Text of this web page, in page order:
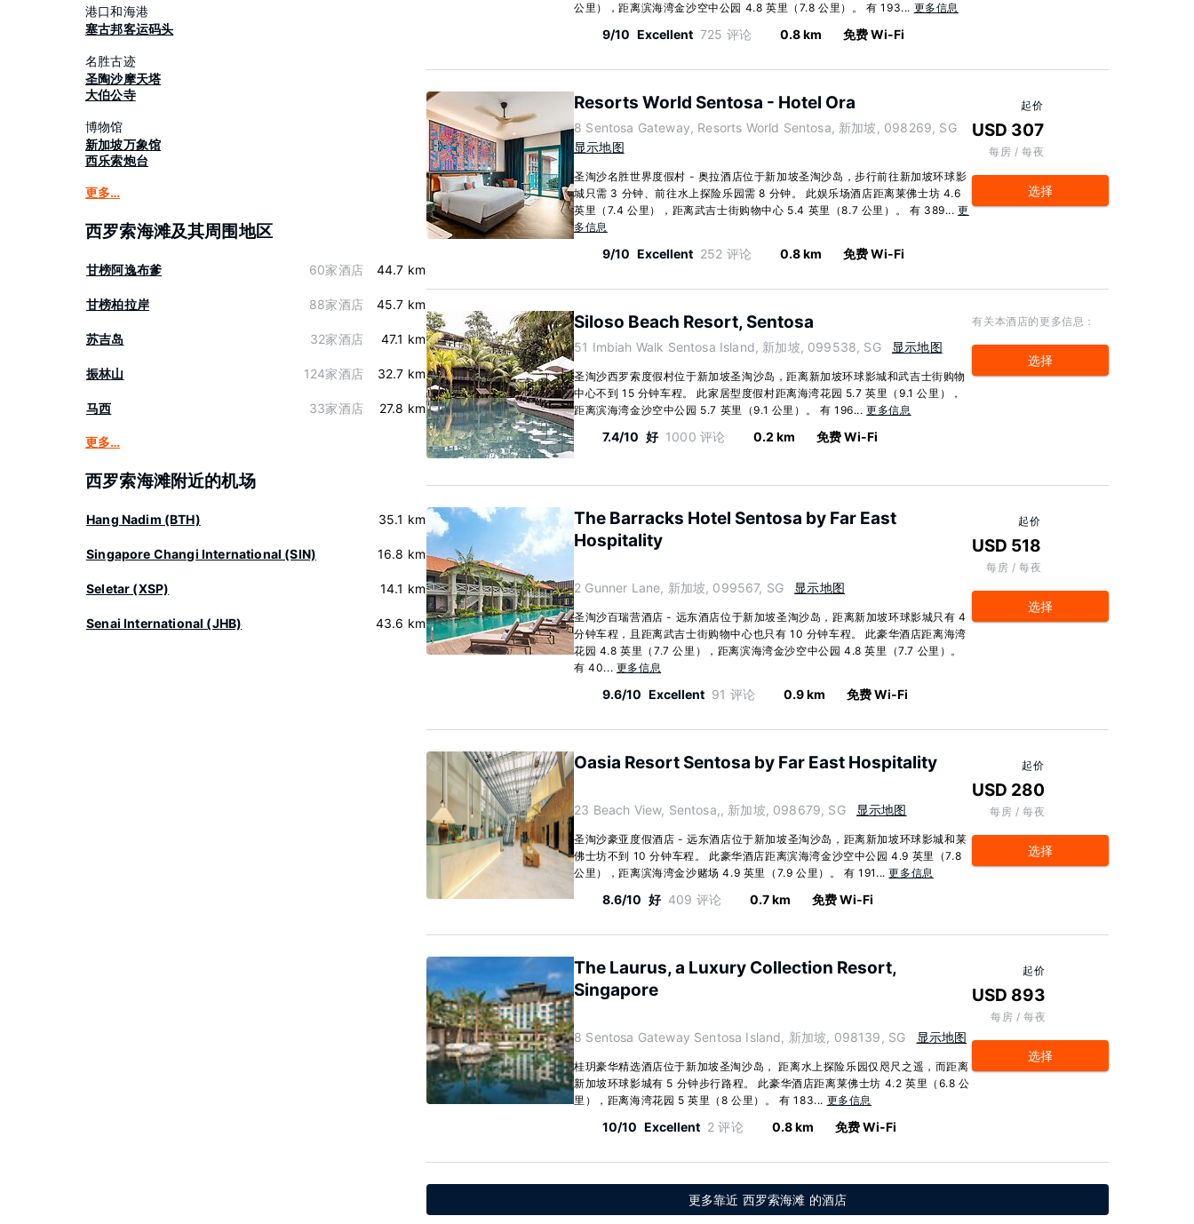
港口和海港
塞古邦客运码头
名胜古迹
圣陶沙摩天塔
大伯公寺
博物馆
新加坡万象馆
西乐索炮台
更多…
西罗索海滩及其周围地区
甘榜阿逸布爹 60家酒店 44.7 km
甘榜柏拉岸 88家酒店 45.7 km
苏吉岛 32家酒店 47.1 km
振林山 124家酒店 32.7 km
马西 33家酒店 27.8 km
更多…
西罗索海滩附近的机场
Hang Nadim (BTH) 35.1 km
Singapore Changi International (SIN) 16.8 km
Seletar (XSP) 14.1 km
Senai International (JHB) 43.6 km
公里），距离滨海湾金沙空中公园 4.8 英里（7.8 公里）。 有 193... 更多信息
9/10 Excellent 725 评论 0.8 km 免费 Wi-Fi
Resorts World Sentosa - Hotel Ora
8 Sentosa Gateway, Resorts World Sentosa, 新加坡, 098269, SG
显示地图
圣淘沙名胜世界度假村 - 奥拉酒店位于新加坡圣淘沙岛，步行前往新加坡环球影
城只需 3 分钟、前往水上探险乐园需 8 分钟。 此娱乐场酒店距离莱佛士坊 4.6
英里（7.4 公里），距离武吉士街购物中心 5.4 英里（8.7 公里）。 有 389...更
多信息
9/10 Excellent 252 评论 0.8 km 免费 Wi-Fi
起价
USD 307
每房 / 每夜
选择
Siloso Beach Resort, Sentosa
51 Imbiah Walk Sentosa Island, 新加坡, 099538, SG 显示地图
圣淘沙西罗索度假村位于新加坡圣淘沙岛，距离新加坡环球影城和武吉士街购物
中心不到 15 分钟车程。 此家居型度假村距离海湾花园 5.7 英里（9.1 公里），
距离滨海湾金沙空中公园 5.7 英里（9.1 公里）。 有 196...更多信息
7.4/10 好 1000 评论 0.2 km 免费 Wi-Fi
有关本酒店的更多信息：
选择
The Barracks Hotel Sentosa by Far East
Hospitality
2 Gunner Lane, 新加坡, 099567, SG 显示地图
圣淘沙百瑞营酒店 - 远东酒店位于新加坡圣淘沙岛，距离新加坡环球影城只有 4
分钟车程，且距离武吉士街购物中心也只有 10 分钟车程。 此豪华酒店距离海湾
花园 4.8 英里（7.7 公里），距离滨海湾金沙空中公园 4.8 英里（7.7 公里）。
有 40... 更多信息
9.6/10 Excellent 91 评论 0.9 km 免费 Wi-Fi
起价
USD 518
每房 / 每夜
选择
Oasia Resort Sentosa by Far East Hospitality
23 Beach View, Sentosa,, 新加坡, 098679, SG 显示地图
圣淘沙豪亚度假酒店 - 远东酒店位于新加坡圣淘沙岛，距离新加坡环球影城和莱
佛士坊不到 10 分钟车程。 此豪华酒店距离滨海湾金沙空中公园 4.9 英里（7.8
公里），距离滨海湾金沙赌场 4.9 英里（7.9 公里）。 有 191...更多信息
8.6/10 好 409 评论 0.7 km 免费 Wi-Fi
起价
USD 280
每房 / 每夜
选择
The Laurus, a Luxury Collection Resort,
Singapore
8 Sentosa Gateway Sentosa Island, 新加坡, 098139, SG 显示地图
桂玥豪华精选酒店位于新加坡圣淘沙岛， 距离水上探险乐园仅咫尺之遥，而距离
新加坡环球影城有 5 分钟步行路程。 此豪华酒店距离莱佛士坊 4.2 英里（6.8 公
里），距离海湾花园 5 英里（8 公里）。 有 183... 更多信息
10/10 Excellent 2 评论 0.8 km 免费 Wi-Fi
起价
USD 893
每房 / 每夜
选择
更多靠近 西罗索海滩 的酒店